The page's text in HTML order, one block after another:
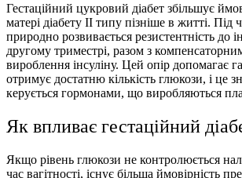
Гестаційний цукровий діабет збільшує
матері діабету ІІ типу пізніше в житті. Під
природно розвивається резистентність до
другому триместрі, разом з
вироблення інсуліну. Цей опір допомагає
отримує достатню кількість глюкози, і це
керується гормонами, що виробляються
Як впливає гестаційний
Якщо рівень глюкози не контролюється
час вагітності, існує більша ймовірність